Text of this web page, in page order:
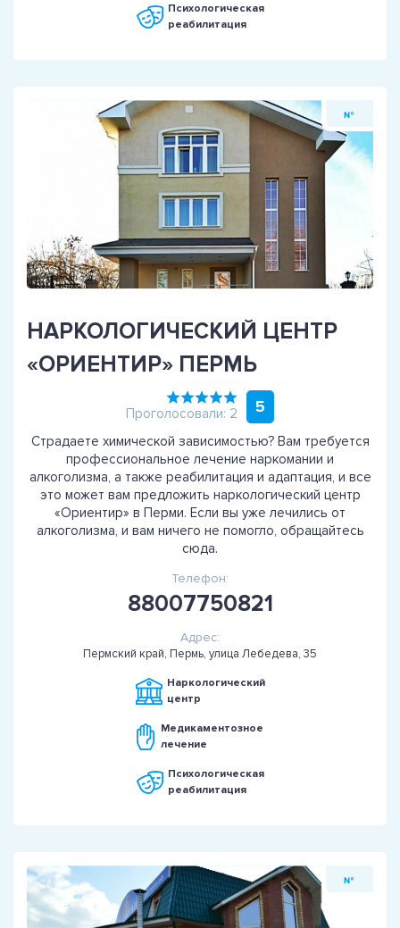
Психологическая
реабилитация
№
НАРКОЛОГИЧЕСКИЙ ЦЕНТР
«ОРИЕНТИР» ПЕРМЬ
Проголосовали: 2 5
Страдаете химической зависимостью? Вам требуется
профессиональное лечение наркомании и
алкоголизма, а также реабилитация и адаптация, и все
это может вам предложить наркологический центр
«Ориентир» в Перми. Если вы уже лечились от
алкоголизма, и вам ничего не помогло, обращайтесь
сюда.
Телефон:
88007750821
Адрес:
Пермский край, Пермь, улица Лебедева, 35
Наркологический
центр
Медикаментозное
лечение
Психологическая
реабилитация
№